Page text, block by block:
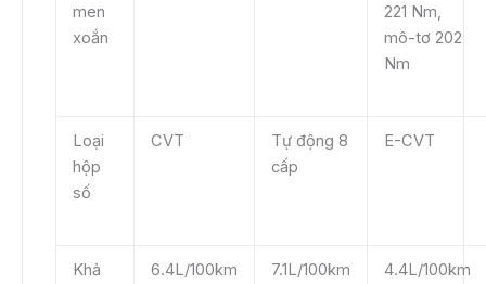
men
xoắn
221 Nm,
mô-tơ 202
Nm
Loại
hộp
số
CVT
Tự động 8
cấp
E-CVT
Khả
6.4L/100km 7.1L/100km 4.4L/100km